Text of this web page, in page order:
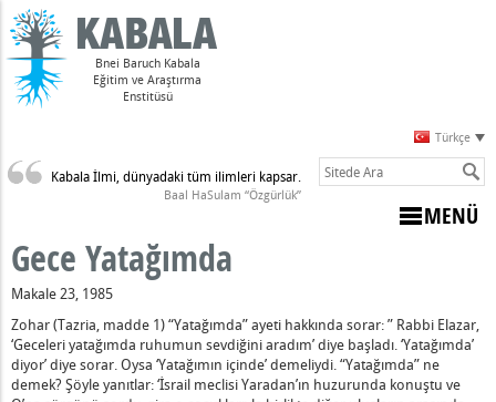
Bnei Baruch Kabala
Eğitim ve Araştırma
Enstitüsü
Türkçe
Kabala İlmi, dünyadaki tüm ilimleri kapsar.
Baal HaSulam “Özgürlük”
MENÜ
Ne Demektir?
Sevincini Görmekle Ödüllendirilir" Sözü Çalışmada Ne
Nedir?
Gece Yatağımda
Makale 23, 1985
Zohar (Tazria, madde 1) “Yatağımda” ayeti hakkında sorar: ” Rabbi Elazar,
‘Geceleri yatağımda ruhumun sevdiğini aradım’ diye başladı. ‘Yatağımda’
diyor’ diye sorar. Oysa ‘Yatağımın içinde’ demeliydi. “Yatağımda” ne
demek? Şöyle yanıtlar: ‘İsrail meclisi Yaradan’ın huzurunda konuştu ve